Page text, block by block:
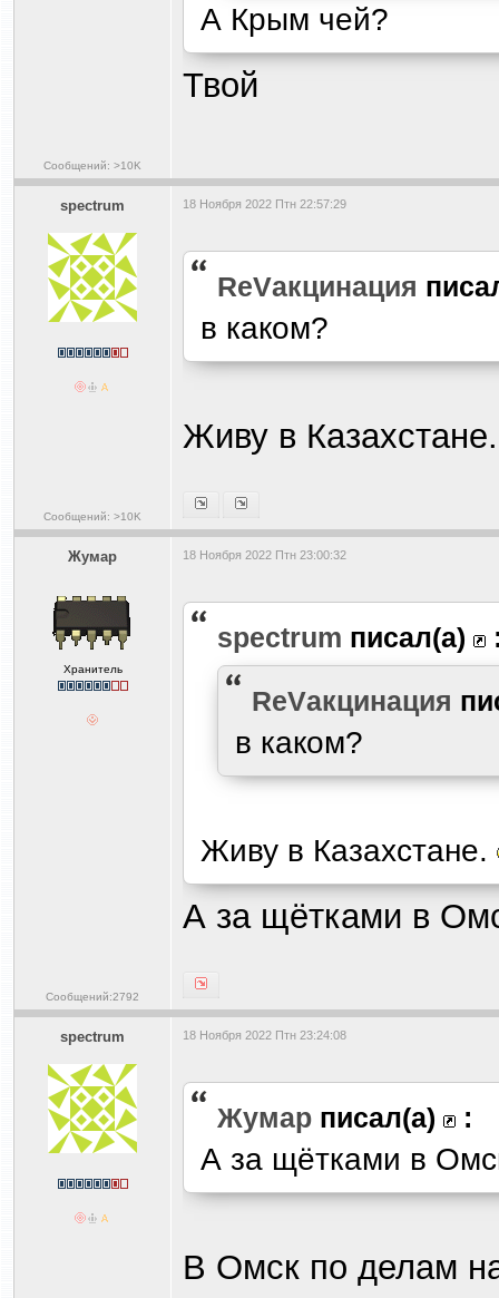
Сообщений: >10K
А Крым чей?
Твой
spectrum
Сообщений: >10K
18 Ноября 2022 Птн 22:57:29
ReVакцинация
в каком?
Живу в
Жумар
Хранитель
Сообщений:2792
18 Ноября 2022 Птн 23:00:32
spectrum писал(а)
ReVакцинация
в каком?
Живу в Казахстане.
А за щётками в
spectrum 18 Ноября 2022 Птн 23:24:08
Жумар писал(а) :
А за щётками в
В Омск по делам